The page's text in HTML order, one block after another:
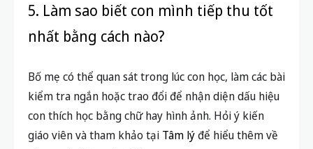
kiểm tra ngắn hoặc trao đổi để nhận diện dấu hiệu
con thích học bằng chữ hay hình ảnh. Hỏi ý kiến
giáo viên và tham khảo tại
phong cách học của trẻ.
Nếu bạn cần tìm hiểu sâu hơn về các phương pháp